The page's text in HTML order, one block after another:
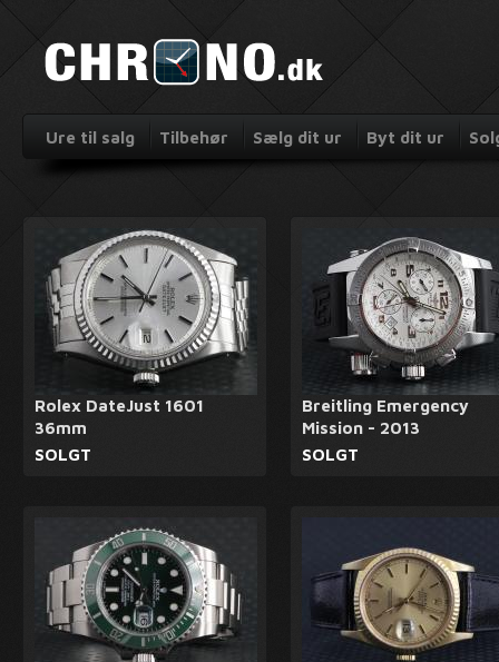
Ure til salg Tilbehør Sælg dit ur Byt dit ur
Rolex DateJust 1601
36mm
SOLGT
Breitling Emergency
Mission - 2013
SOLGT